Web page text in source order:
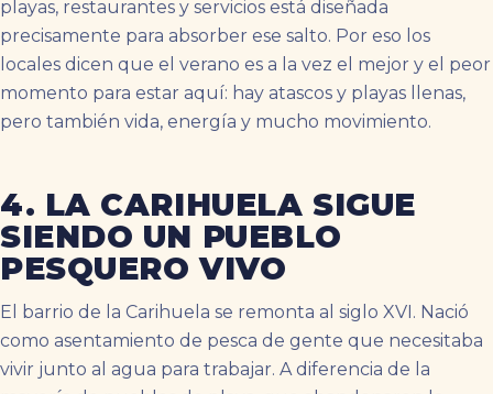
playas, restaurantes y servicios está diseñada
precisamente para absorber ese salto. Por eso los
locales dicen que el verano es a la vez el mejor y el peor
momento para estar aquí: hay atascos y playas llenas,
pero también vida, energía y mucho movimiento.
4. LA CARIHUELA SIGUE
SIENDO UN PUEBLO
PESQUERO VIVO
El barrio de la Carihuela se remonta al siglo XVI. Nació
como asentamiento de pesca de gente que necesitaba
vivir junto al agua para trabajar. A diferencia de la